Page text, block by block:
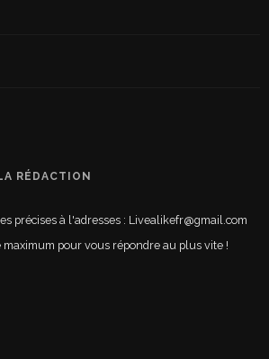
RÉDACTION
précises à l'adresses : Livealikefr@gmail.com
pour vous répondre au plus vite !